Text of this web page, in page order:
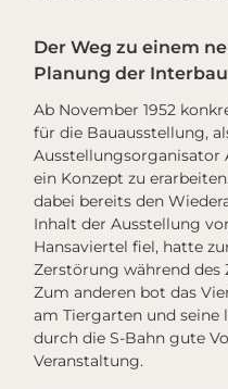
Der Weg zu einem
Planung der Interbau
Ab November 1952
für die Bauausstellung,
Ausstellungsorganisator
ein Konzept zu
dabei bereits den
Inhalt der Ausstellung
Hansaviertel fiel, hatte
Zerstörung während des
Zum anderen bot das
am Tiergarten und seine
durch die S-Bahn gute
Veranstaltung.